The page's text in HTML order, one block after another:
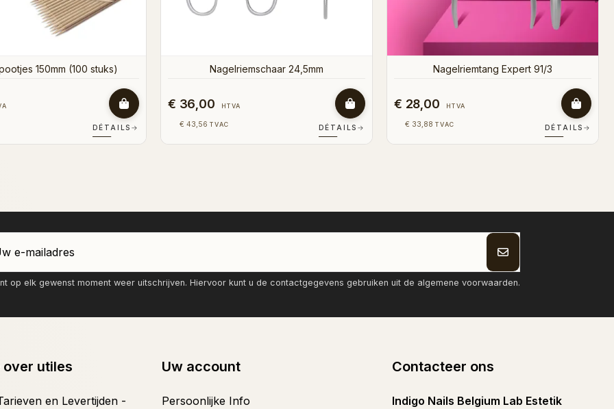
HTVA
DÉTAILS
€ 15,50 HTVA
€ 18,76 TVAC DÉTAILS
€ 7,50 HTVA
€ 9,08 TVAC DÉTAILS
op elk gewenst moment weer uitschrijven. Hiervoor kunt u de contactgegevens gebruiken uit de algemene voorwaarden.
utiles
en Levertijden -
Uw account
Persoonlijke Info
Contacteer ons
Indigo Nails Belgium Lab Estetik